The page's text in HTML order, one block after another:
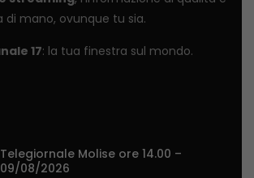
mano, ovunque tu sia.
17: la tua finestra sul mondo.
Telegiornale Molise ore 14.00 –
09/08/2026